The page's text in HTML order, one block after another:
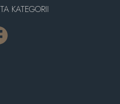
KATEGORII